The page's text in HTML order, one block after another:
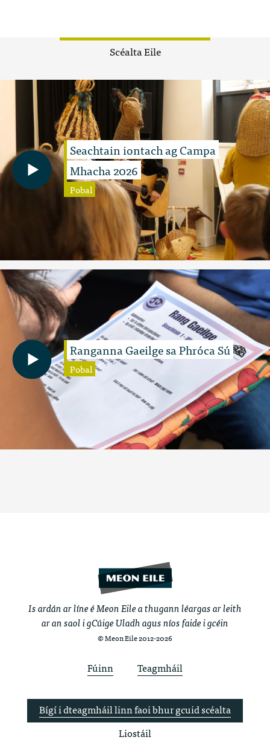
Scéalta Eile
Seachtain iontach ag Campa
Mhacha 2026
Pobal
Ranganna Gaeilge sa Phróca Sú
Pobal
Is ardán ar líne é Meon Eile a thugann léargas ar leith
ar an saol i gCúige Uladh agus níos faide i gcéin
© Meon Eile 2012-2026
Fúinn Teagmháil
Bígí i dteagmháil linn faoi bhur gcuid scéalta
Liostáil